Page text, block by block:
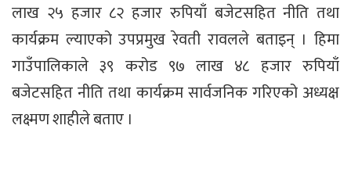
लाख २५ हजार ८२ हजार रुपियाँ बजेटसहित नीति तथा
कार्यक्रम ल्याएको उपप्रमुख रेवती रावलले बताइन् । हिमा
गाउँपालिकाले ३९ करोड ९७ लाख ४८ हजार रुपियाँ
बजेटसहित नीति तथा कार्यक्रम सार्वजनिक गरिएको अध्यक्ष
लक्ष्मण शाहीले बताए ।